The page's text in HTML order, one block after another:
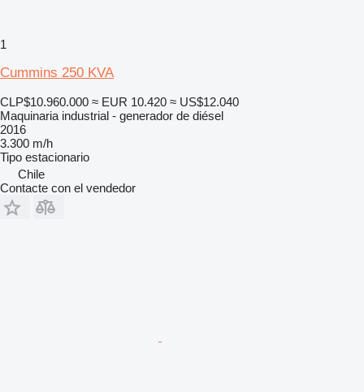
1
Cummins 250 KVA
CLP$10.960.000 ≈ EUR 10.420 ≈ US$12.040
Maquinaria industrial - generador de diésel
2016
3.300 m/h
Tipo estacionario
Chile
Contacte con el vendedor